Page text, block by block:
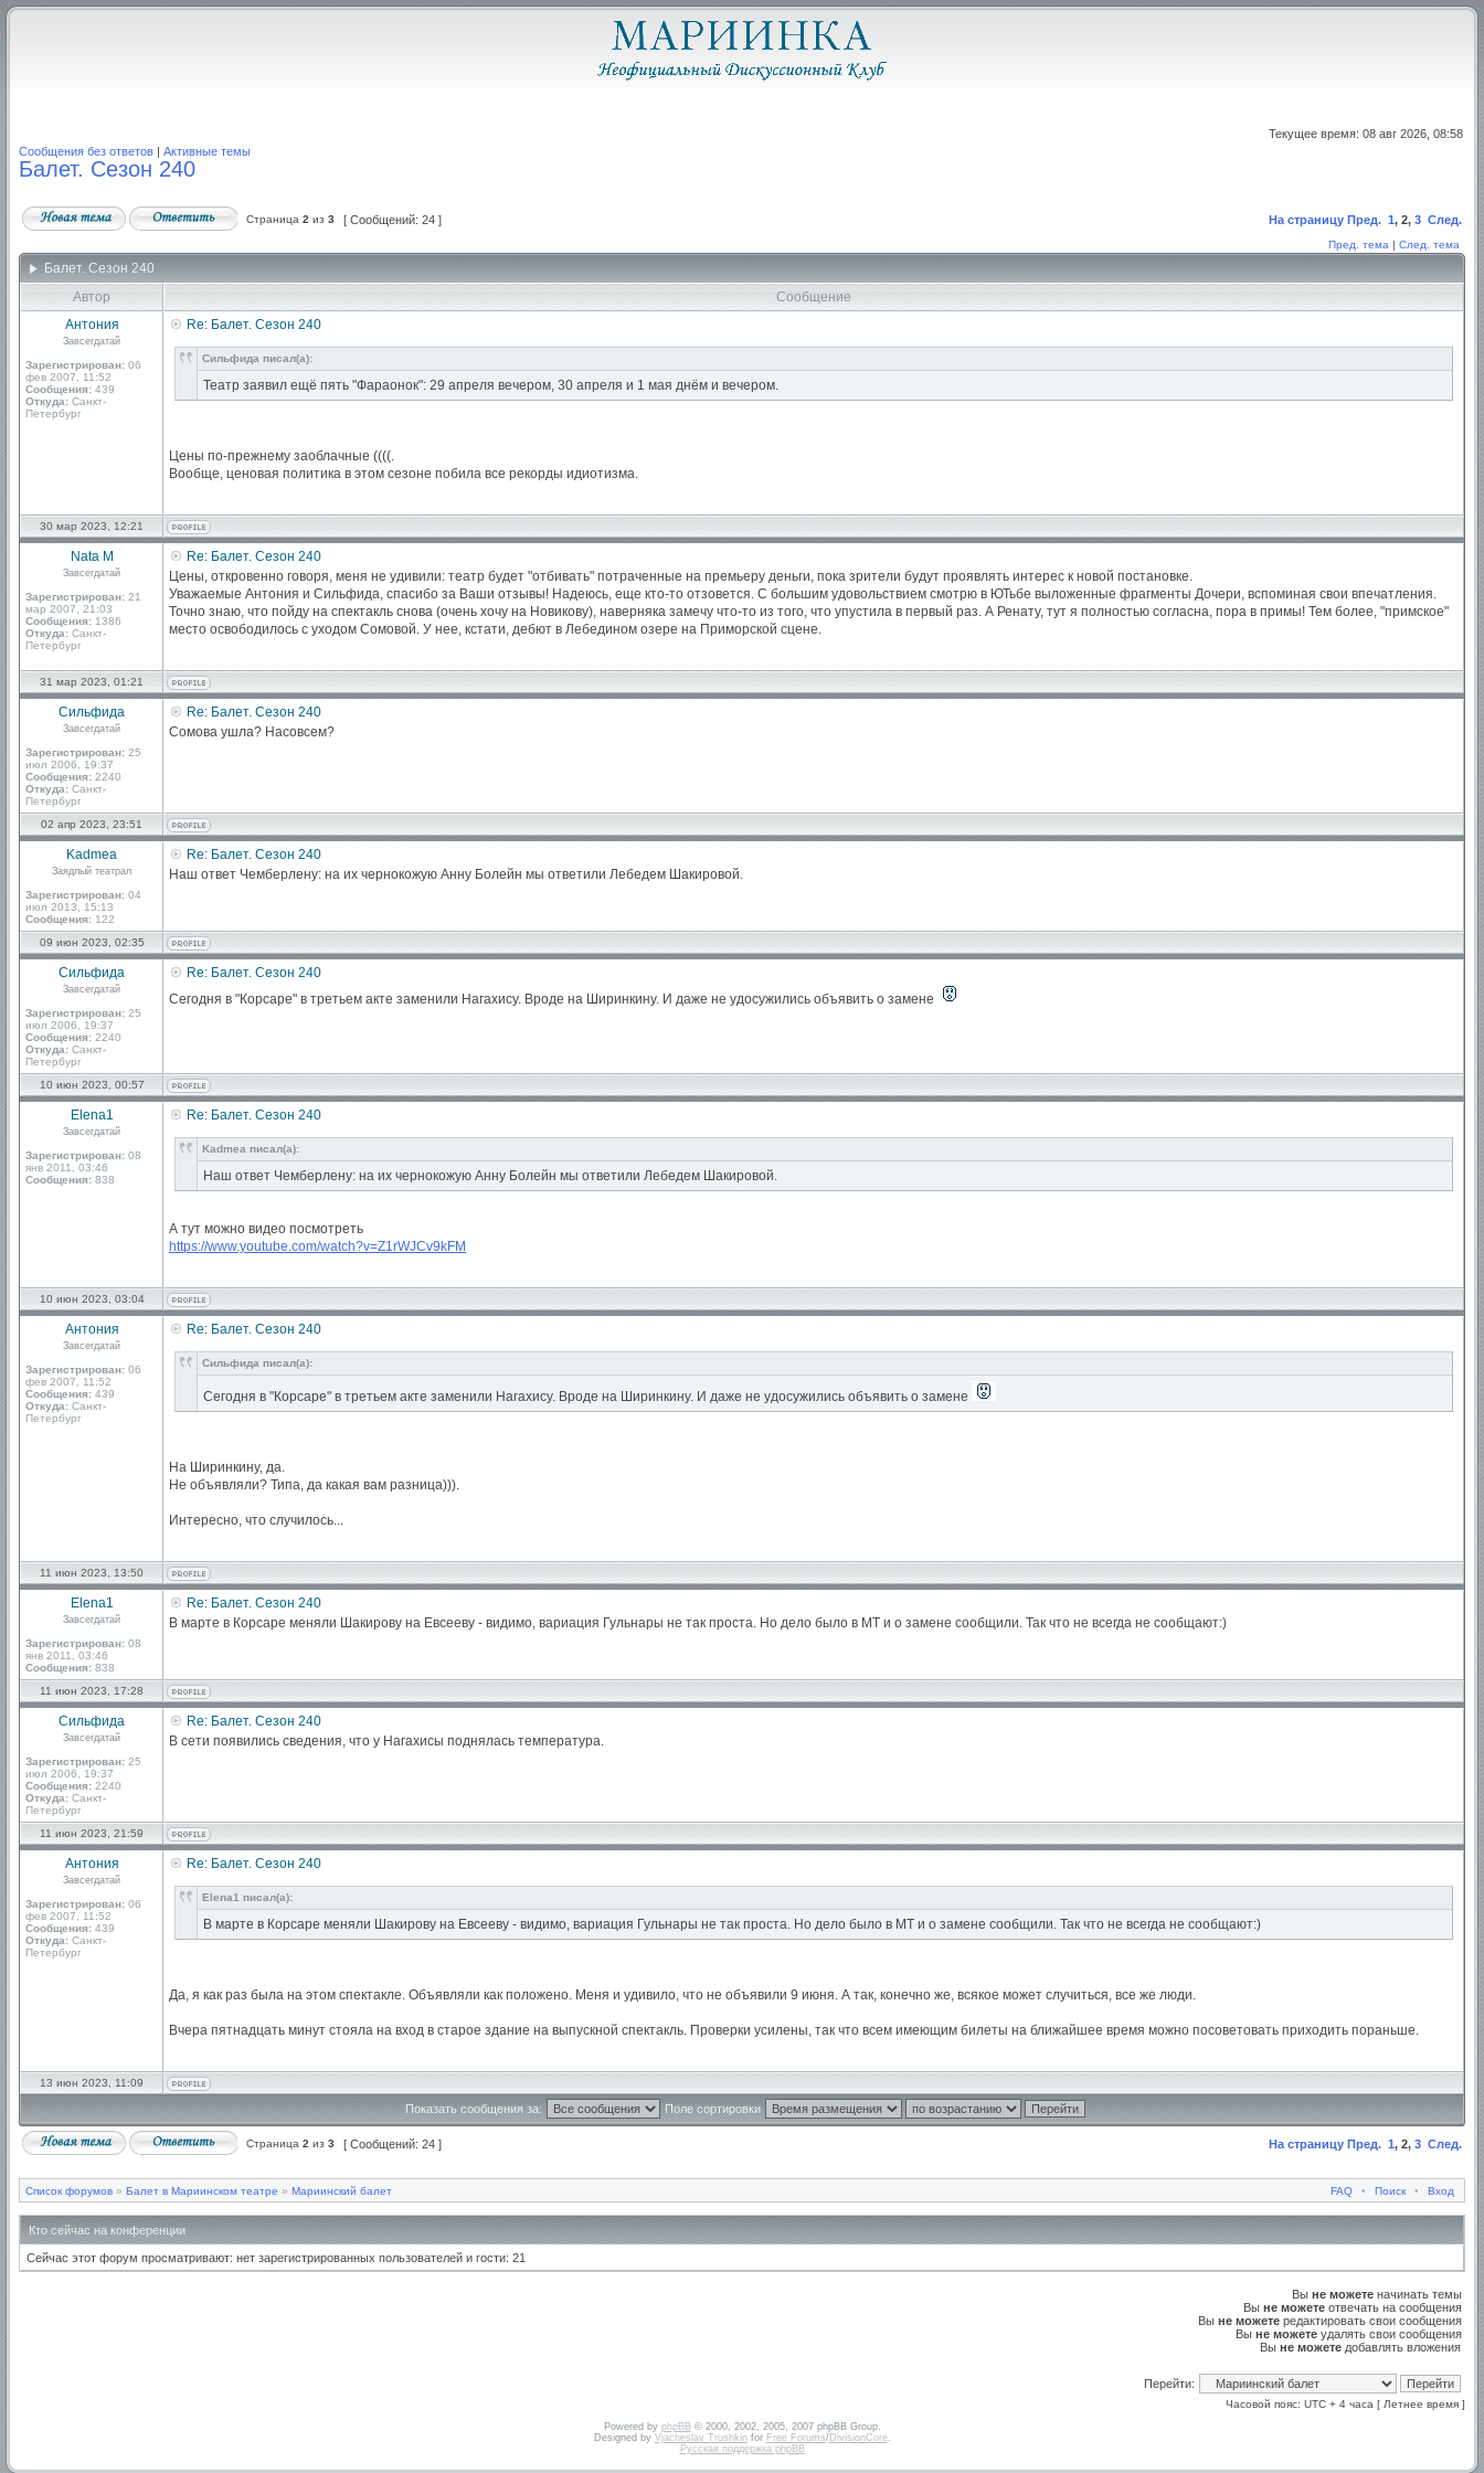
Текущее время: 08 авг 2026, 08:58
Сообщения без ответов | Активные темы
Балет. Сезон 240
Страница 2 из 3 [ Сообщений: 24 ] На страницу Пред. 1, 2, 3 След.
Пред. тема | След. тема
Балет. Сезон 240
Автор
Сообщение
Антония
Завсегдатай
Зарегистрирован: 06
фев 2007, 11:52
Сообщения: 439
Откуда: Санкт-
Петербург
Re: Балет. Сезон 240
Сильфида писал(а):
Театр заявил ещё пять "Фараонок": 29 апреля вечером, 30 апреля и 1 мая днём и вечером.
Цены по-прежнему заоблачные ((((.
Вообще, ценовая политика в этом сезоне побила все рекорды идиотизма.
30 мар 2023, 12:21
Nata M
Завсегдатай
Зарегистрирован: 21
мар 2007, 21:03
Сообщения: 1386
Откуда: Санкт-
Петербург
Re: Балет. Сезон 240
Цены, откровенно говоря, меня не удивили: театр будет "отбивать" потраченные на премьеру деньги, пока зрители будут проявлять интерес к новой постановке.
Уважаемые Антония и Сильфида, спасибо за Ваши отзывы! Надеюсь, еще кто-то отзовется. С большим удовольствием смотрю в ЮТьбе выложенные фрагменты Дочери, вспоминая свои впечатления.
Точно знаю, что пойду на спектакль снова (очень хочу на Новикову), наверняка замечу что-то из того, что упустила в первый раз. А Ренату, тут я полностью согласна, пора в примы! Тем более, "примское"
место освободилось с уходом Сомовой. У нее, кстати, дебют в Лебедином озере на Приморской сцене.
31 мар 2023, 01:21
Сильфида
Завсегдатай
Зарегистрирован: 25
июл 2006, 19:37
Сообщения: 2240
Откуда: Санкт-
Петербург
Re: Балет. Сезон 240
Сомова ушла? Насовсем?
02 апр 2023, 23:51
Kadmea
Заядлый театрал
Зарегистрирован: 04
июл 2013, 15:13
Сообщения: 122
Re: Балет. Сезон 240
Наш ответ Чемберлену: на их чернокожую Анну Болейн мы ответили Лебедем Шакировой.
09 июн 2023, 02:35
Сильфида
Завсегдатай
Зарегистрирован: 25
июл 2006, 19:37
Сообщения: 2240
Откуда: Санкт-
Петербург
Re: Балет. Сезон 240
Сегодня в "Корсаре" в третьем акте заменили Нагахису. Вроде на Ширинкину. И даже не удосужились объявить о замене
10 июн 2023, 00:57
Elena1
Завсегдатай
Зарегистрирован: 08
янв 2011, 03:46
Сообщения: 838
Re: Балет. Сезон 240
Kadmea писал(а):
Наш ответ Чемберлену: на их чернокожую Анну Болейн мы ответили Лебедем Шакировой.
А тут можно видео посмотреть
https://www.youtube.com/watch?v=Z1rWJCv9kFM
10 июн 2023, 03:04
Антония
Завсегдатай
Зарегистрирован: 06
фев 2007, 11:52
Сообщения: 439
Откуда: Санкт-
Петербург
Re: Балет. Сезон 240
Сильфида писал(а):
Сегодня в "Корсаре" в третьем акте заменили Нагахису. Вроде на Ширинкину. И даже не удосужились объявить о замене
На Ширинкину, да.
Не объявляли? Типа, да какая вам разница))).
Интересно, что случилось...
11 июн 2023, 13:50
Elena1
Завсегдатай
Зарегистрирован: 08
янв 2011, 03:46
Сообщения: 838
Re: Балет. Сезон 240
В марте в Корсаре меняли Шакирову на Евсееву - видимо, вариация Гульнары не так проста. Но дело было в МТ и о замене сообщили. Так что не всегда не сообщают:)
11 июн 2023, 17:28
Сильфида
Завсегдатай
Зарегистрирован: 25
июл 2006, 19:37
Сообщения: 2240
Откуда: Санкт-
Петербург
Re: Балет. Сезон 240
В сети появились сведения, что у Нагахисы поднялась температура.
11 июн 2023, 21:59
Антония
Завсегдатай
Зарегистрирован: 06
фев 2007, 11:52
Сообщения: 439
Откуда: Санкт-
Петербург
Re: Балет. Сезон 240
Elena1 писал(а):
В марте в Корсаре меняли Шакирову на Евсееву - видимо, вариация Гульнары не так проста. Но дело было в МТ и о замене сообщили. Так что не всегда не сообщают:)
Да, я как раз была на этом спектакле. Объявляли как положено. Меня и удивило, что не объявили 9 июня. А так, конечно же, всякое может случиться, все же люди.
Вчера пятнадцать минут стояла на вход в старое здание на выпускной спектакль. Проверки усилены, так что всем имеющим билеты на ближайшее время можно посоветовать приходить пораньше.
13 июн 2023, 11:09
Показать сообщения за: Поле сортировки
Страница 2 из 3 [ Сообщений: 24 ] На страницу Пред. 1, 2, 3 След.
Список форумов » Балет в Мариинском театре » Мариинский балет FAQ • Поиск • Вход
Кто сейчас на конференции
Сейчас этот форум просматривают: нет зарегистрированных пользователей и гости: 21
Вы не можете начинать темы
Вы не можете отвечать на сообщения
Вы не можете редактировать свои сообщения
Вы не можете удалять свои сообщения
Вы не можете добавлять вложения
Перейти:
Часовой пояс: UTC + 4 часа [ Летнее время ]
Powered by phpBB© 2000, 2002, 2005, 2007 phpBB Group.
Designed by Vjacheslav Trushkinfor Free Forums/DivisionCore.
Русская поддержка phpBB